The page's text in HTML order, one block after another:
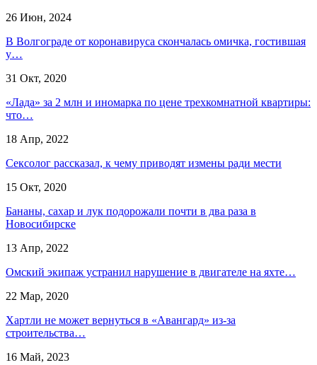
26 Июн, 2024
В Волгограде от коронавируса скончалась омичка, гостившая
у…
31 Окт, 2020
«Лада» за 2 млн и иномарка по цене трехкомнатной квартиры:
что…
18 Апр, 2022
Сексолог рассказал, к чему приводят измены ради мести
15 Окт, 2020
Бананы, сахар и лук подорожали почти в два раза в
Новосибирске
13 Апр, 2022
Омский экипаж устранил нарушение в двигателе на яхте…
22 Мар, 2020
Хартли не может вернуться в «Авангард» из-за
строительства…
16 Май, 2023